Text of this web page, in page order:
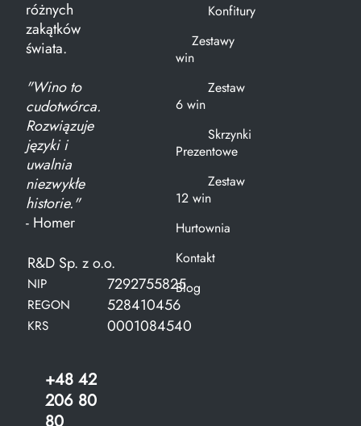
różnych
zakątków
świata.
"Wino to
cudotwórca.
Rozwiązuje
języki i
uwalnia
niezwykłe
historie."
- Homer
R&D Sp. z o.o.
NIP 7292755825
REGON 528410456
KRS 0001084540
+48 42
206 80
Konfitury
Zestawy
win
Zestaw
6 win
Skrzynki
Prezentowe
Zestaw
12 win
Hurtownia
Kontakt
Blog